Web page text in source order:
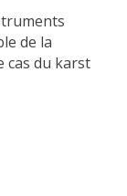
de la
cas du karst